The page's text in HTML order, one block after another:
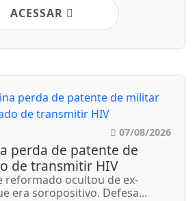
ACESSAR
07/08/2026
perda de patente de
de transmitir HIV
reformado ocultou de ex-
era soropositivo. Defesa...